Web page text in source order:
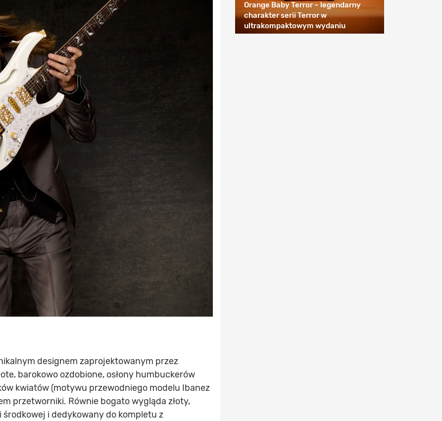
designem zaprojektowanym przez
barokowo ozdobione, osłony humbuckerów
kwiatów (motywu przewodniego modelu Ibanez
przetworniki. Równie bogato wygląda złoty,
i dedykowany do kompletu z
Orange Baby Terror – legendarny
charakter serii Terror w
ultrakompaktowym wydaniu